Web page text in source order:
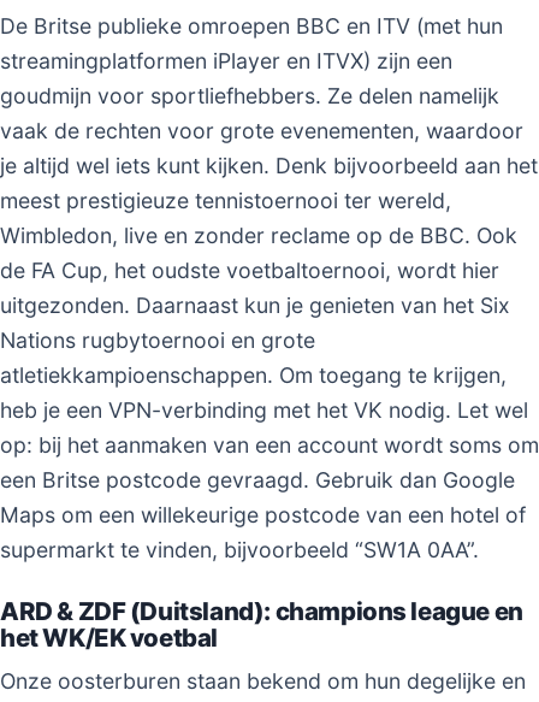
De Britse publieke omroepen BBC en ITV (met hun
streamingplatformen iPlayer en ITVX) zijn een
goudmijn voor sportliefhebbers. Ze delen namelijk
vaak de rechten voor grote evenementen, waardoor
je altijd wel iets kunt kijken. Denk bijvoorbeeld aan het
meest prestigieuze tennistoernooi ter wereld,
Wimbledon, live en zonder reclame op de BBC. Ook
de FA Cup, het oudste voetbaltoernooi, wordt hier
uitgezonden. Daarnaast kun je genieten van het Six
Nations rugbytoernooi en grote
atletiekkampioenschappen. Om toegang te krijgen,
heb je een VPN-verbinding met het VK nodig. Let wel
op: bij het aanmaken van een account wordt soms om
een Britse postcode gevraagd. Gebruik dan Google
Maps om een willekeurige postcode van een hotel of
supermarkt te vinden, bijvoorbeeld “SW1A 0AA”.
ARD & ZDF (Duitsland): champions league en
het WK/EK voetbal
Onze oosterburen staan bekend om hun degelijke en